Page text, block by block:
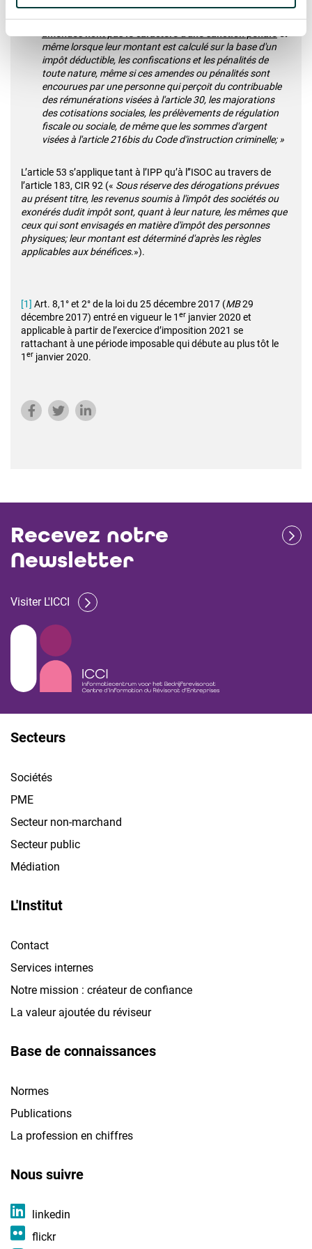
transactionnelles, les amendes administratives
infligées par des autorités publiques, même lorsque ces
même lorsque leur montant est calculé sur la base d'un
impôt déductible, les confiscations et les pénalités de
toute nature, même si ces amendes ou pénalités sont
encourues par une personne qui perçoit du contribuable
des rémunérations visées à l'article 30, les majorations
des cotisations sociales, les prélèvements de régulation
fiscale ou sociale, de même que les sommes d'argent
visées à l'article 216bis du Code d'instruction criminelle; »
L’article 53 s’applique tant à l’IPP qu’à l’’ISOC au travers de
l’article 183, CIR 92 (« Sous réserve des dérogations prévues
au présent titre, les revenus soumis à l'impôt des sociétés ou
exonérés dudit impôt sont, quant à leur nature, les mêmes que
ceux qui sont envisagés en matière d'impôt des personnes
physiques; leur montant est déterminé d'après les règles
applicables aux bénéfices.»).
[1] Art. 8,1° et 2° de la loi du 25 décembre 2017 (MB29
décembre 2017) entré en vigueur le 1 er janvier 2020 et
applicable à partir de l’exercice d’imposition 2021 se
rattachant à une période imposable qui débute au plus tôt le
1 er janvier 2020.
Recevez notre
Newsletter
Visiter L'ICCI
Secteurs
Sociétés
PME
Secteur non-marchand
Secteur public
Médiation
L'Institut
Contact
Services internes
Notre mission : créateur de confiance
La valeur ajoutée du réviseur
Base de connaissances
Normes
Publications
La profession en chiffres
Nous suivre
linkedin
flickr